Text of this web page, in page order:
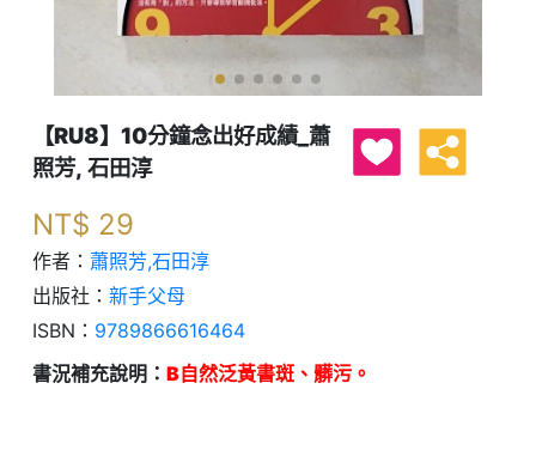
【RU8】10分鐘念出好成績_蕭
照芳, 石田淳
NT$ 29
作者： 蕭照芳,石田淳
出版社： 新手父母
ISBN： 9789866616464
書況補充說明： B自然泛黃書斑、髒污。